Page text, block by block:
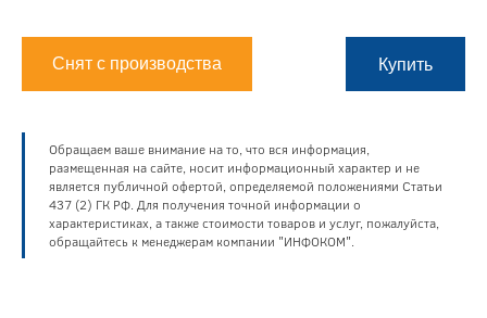
Снят с производства Купить
Обращаем ваше внимание на то, что вся информация,
размещенная на сайте, носит информационный характер и не
является публичной офертой, определяемой положениями Статьи
437 (2) ГК РФ. Для получения точной информации о
характеристиках, а также стоимости товаров и услуг, пожалуйста,
обращайтесь к менеджерам компании "ИНФОКОМ".